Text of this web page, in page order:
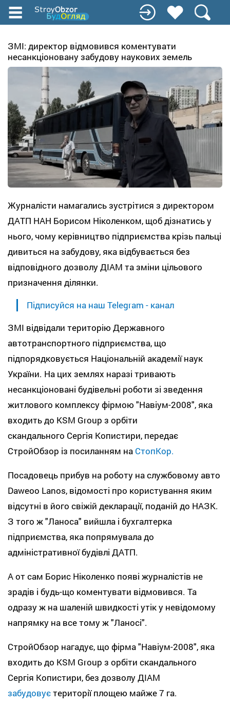
Перейти
до
вмісту
ЗМІ: директор відмовився коментувати
несанкціоновану забудову наукових земель
Журналісти намагались зустрітися з директором
ДАТП НАН Борисом Ніколенком, щоб дізнатись у
нього, чому керівництво підприємства крізь пальці
дивиться на забудову, яка відбувається без
відповідного дозволу ДІАМ та зміни цільового
призначення ділянки.
Підписуйся на наш Telegram - канал
ЗМІ відвідали територію Державного
автотранспортного підприємства, що
підпорядковується Національній академії наук
України. На цих землях наразі тривають
несанкціоновані будівельні роботи зі зведення
житлового комплексу фірмою "Навіум-2008", яка
входить до KSM Group з орбіти
скандального Сергія Копистири, передає
СтройОбзор із посиланням на СтопКор.
Посадовець прибув на роботу на службовому авто
Daweoo Lanos, відомості про користування яким
відсутні в його свіжій декларації, поданій до НАЗК.
З того ж "Ланоса" вийшла і бухгалтерка
підприємства, яка попрямувала до
адміністративної будівлі ДАТП.
А от сам Борис Ніколенко появі журналістів не
зрадів і будь-що коментувати відмовився. Та
одразу ж на шаленій швидкості утік у невідомому
напрямку на все тому ж "Ланосі".
СтройОбзор нагадує, що фірма "Навіум-2008", яка
входить до KSM Group з орбіти скандального
Сергія Копистири, без дозволу ДІАМ
забудовуєтериторії площею майже 7 га.